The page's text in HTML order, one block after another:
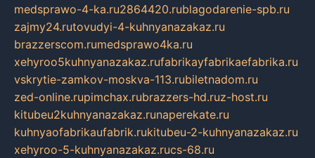
medsprawo-4-ka.ru2864420.rublagodarenie-spb.ru
zajmy24.rutovudyi-4-kuhnyanazakaz.ru
brazzerscom.rumedsprawo4ka.ru
xehyroo5kuhnyanazakaz.rufabrikayfabrikaefabrika.ru
vskrytie-zamkov-moskva-113.rubiletnadom.ru
zed-online.rupimchax.rubrazzers-hd.ruz-host.ru
kitubeu2kuhnyanazakaz.runaperekate.ru
kuhnyaofabrikaufabrik.rukitubeu-2-kuhnyanazakaz.ru
xehyroo-5-kuhnyanazakaz.rucs-68.ru